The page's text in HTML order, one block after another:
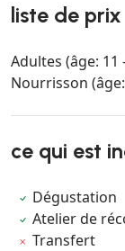
liste de prix
Adultes (âge: 11
Nourrisson
ce qui est
Dégustation
Atelier de
Transfert